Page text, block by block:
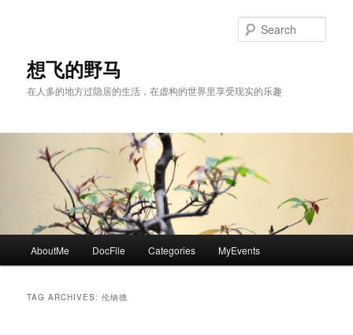
content
content想飞的野马
在人多的地方过隐居的生活，在虚构的世界里享受现实的乐趣
AboutMe DocFile Categories MyEvents
TAG ARCHIVES:伦纳德